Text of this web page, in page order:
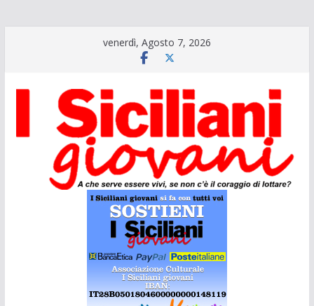
venerdì, Agosto 7, 2026